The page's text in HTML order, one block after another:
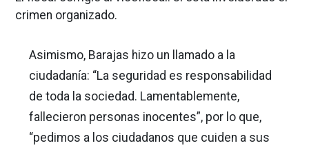
crimen organizado.
Asimismo, Barajas hizo un llamado a la
ciudadanía: “La seguridad es responsabilidad
de toda la sociedad. Lamentablemente,
fallecieron personas inocentes”, por lo que,
“pedimos a los ciudadanos que cuiden a sus